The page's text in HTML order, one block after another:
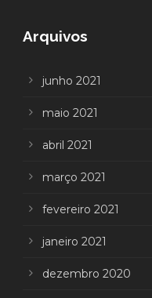
Arquivos
junho 2021
maio 2021
abril 2021
março 2021
fevereiro 2021
janeiro 2021
dezembro 2020